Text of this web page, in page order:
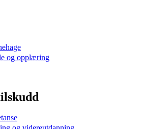
og opplæring